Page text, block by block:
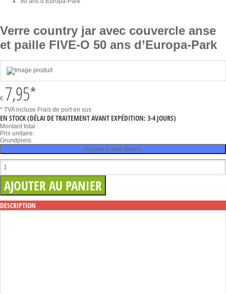
Verre country jar avec couvercle anse
et paille FIVE-O 50 ans d’Europa-Park
€ 7,95*
* TVA incluse Frais de port en sus
EN STOCK(DÉLAI DE TRAITEMENT AVANT EXPÉDITION: 3-4 JOURS)
Montant total :
Prix unitaire:
Grundpreis:
Ajouter à mes favoris
DESCRIPTION